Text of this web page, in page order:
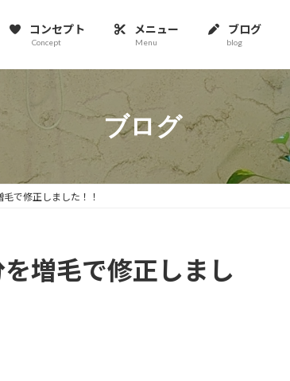
コンセプト
Concept
メニュー
Menu
ブログ
blog
ブログ
で修正しました！！
増毛で修正しまし